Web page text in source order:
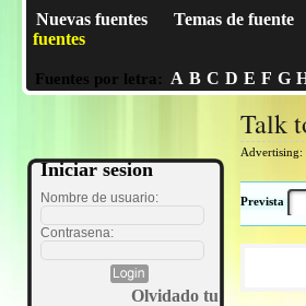
Nuevas fuentes Temas de fuente
fuentes
Fuentes por letra: A B C D E F G
Iniciar sesion
Nombre de usuario:
Contrasena:
Olvidado tu
Talk
Advertising:
Prevista